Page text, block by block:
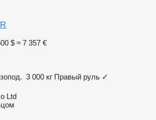
$ ≈ 7 357 €
3 000 кг Правый руль ✓
Ltd